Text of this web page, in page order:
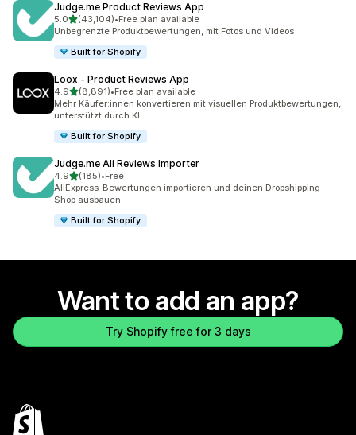
Judge.me Product Reviews App
5.0out of 5 stars
(43,104)
43104 total reviews
•Free plan available
Unbegrenzte Produktbewertungen, mit Fotos und Videos
Built for Shopify
Loox ‑ Product Reviews App
4.9out of 5 stars
(8,891)
8891 total reviews
•Free plan available
Mehr Käufer:innen konvertieren mit visuellen Produktbewertungen,
unterstützt durch KI
Built for Shopify
Judge.me Ali Reviews Importer
4.9out of 5 stars
(185)
185 total reviews
•Free
AliExpress-Bewertungen importieren und deinen Dropshipping-
Shop ausbauen
Built for Shopify
Want to add an app?
Try Shopify free for 3 days